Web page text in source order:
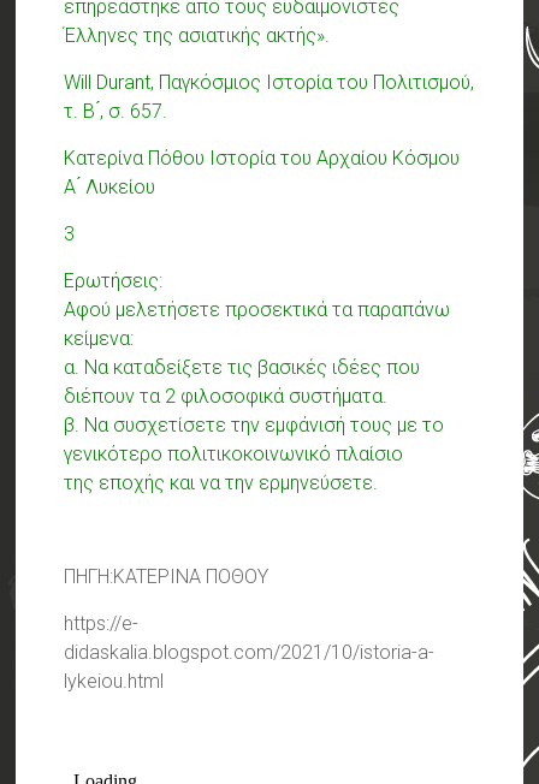
επηρεάστηκε από τους ευδαιμονιστές
Έλληνες της ασιατικής ακτής».
Will Durant, Παγκόσμιος Ιστορία του Πολιτισμού,
τ. Β ́, σ. 657.
Κατερίνα Πόθου Ιστορία του Αρχαίου Κόσμου
Α ́ Λυκείου
3
Ερωτήσεις:
Αφού μελετήσετε προσεκτικά τα παραπάνω
κείμενα:
α. Να καταδείξετε τις βασικές ιδέες που
διέπουν τα 2 φιλοσοφικά συστήματα.
β. Να συσχετίσετε την εμφάνισή τους με το
γενικότερο πολιτικοκοινωνικό πλαίσιο
της εποχής και να την ερμηνεύσετε.
ΠΗΓΗ:KATEΡΙΝΑ ΠΟΘΟΥ
https://e-
didaskalia.blogspot.com/2021/10/istoria-a-
lykeiou.html